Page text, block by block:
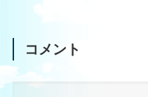
コメント